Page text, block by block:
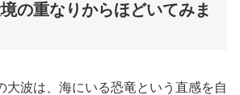
の重なりからほどいてみま
大波は、海にいる恐竜という直感を自